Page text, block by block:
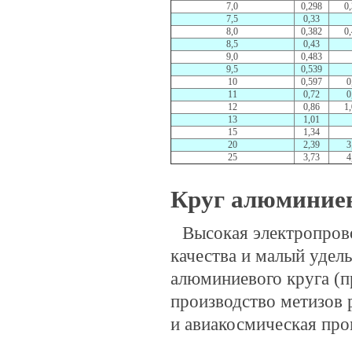
7,0
0,298
7,5
0,33
8,0
0,382
8,5
0,43
9,0
0,483
9,5
0,539
10
0,597
11
0,72
12
0,86
13
1,01
15
1,34
20
2,39
25
3,73
Круг
Высокая
качества и малый
алюминиевого круга
производство метизов
и авиакосмическая